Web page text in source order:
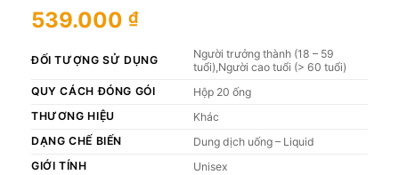
539.000 ₫
ĐỐI TƯỢNG SỬ DỤNG
Người trưởng thành (18 – 59
tuổi),Người cao tuổi (> 60 tuổi)
QUY CÁCH ĐÓNG GÓI
Hộp 20 ống
THƯƠNG HIỆU
Khác
DẠNG CHẾ BIẾN
Dung dịch uống – Liquid
GIỚI TÍNH
Unisex